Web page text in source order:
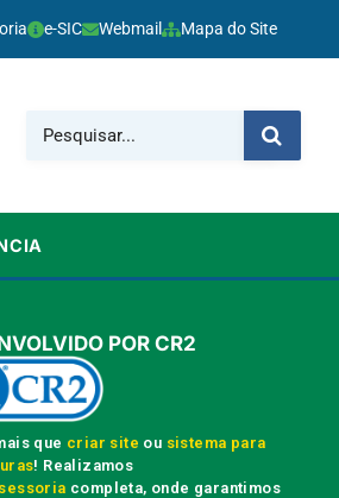
e-SIC Webmail Mapa do Site
que criar site ou sistema para
! Realizamos
completa, onde garantimos
POR CR2